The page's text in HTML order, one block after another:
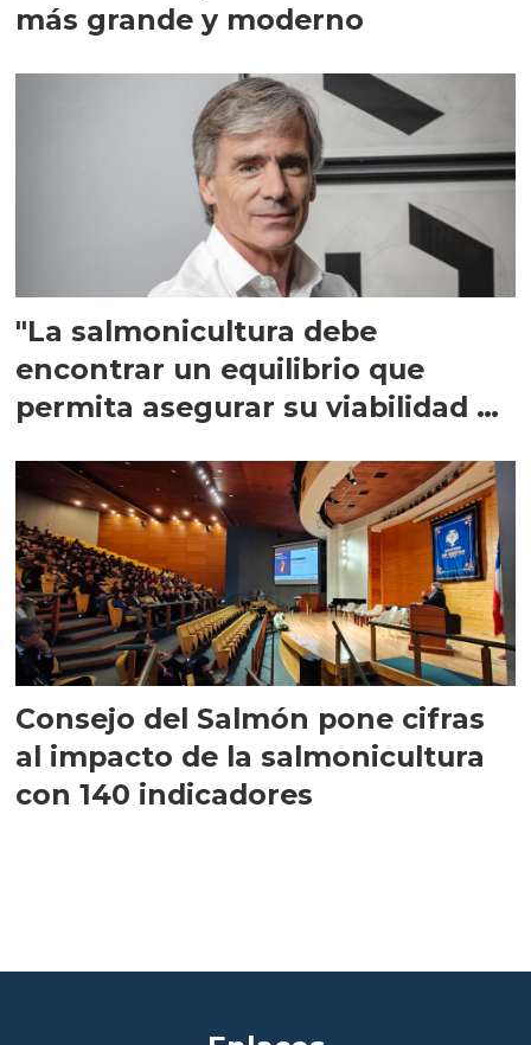
más grande y moderno
"La salmonicultura debe
encontrar un equilibrio que
permita asegurar su viabilidad de
Consejo del Salmón pone cifras
al impacto de la salmonicultura
con 140 indicadores